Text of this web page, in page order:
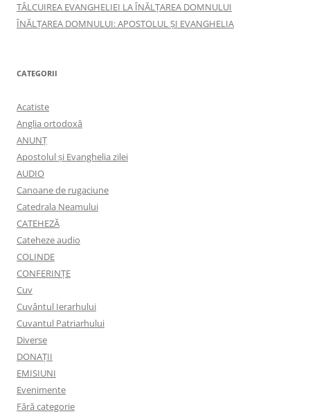
TÂLCUIREA EVANGHELIEI LA ÎNĂLŢAREA DOMNULUI
ÎNĂLŢAREA DOMNULUI: APOSTOLUL ȘI EVANGHELIA
CATEGORII
Acatiste
Anglia ortodoxă
ANUNŢ
Apostolul şi Evanghelia zilei
AUDIO
Canoane de rugaciune
Catedrala Neamului
CATEHEZĂ
Cateheze audio
COLINDE
CONFERINȚE
Cuv
Cuvântul Ierarhului
Cuvantul Patriarhului
Diverse
DONAȚII
EMISIUNI
Evenimente
Fără categorie